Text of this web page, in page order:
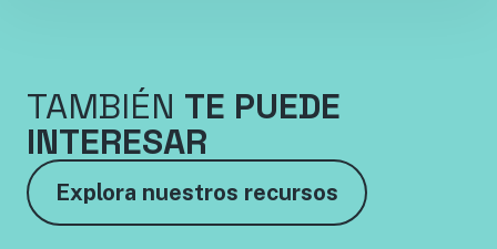
TAMBIÉN TE PUEDE
INTERESAR
Explora nuestros recursos